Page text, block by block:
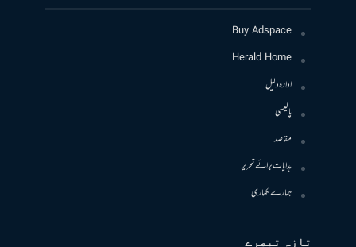
Buy Adspace
Herald Home
ادارہ دلیل
پالیسی
مقاصد
ہدایات برائے تحریر
ہمارے لکھاری
تازہ تبصرے